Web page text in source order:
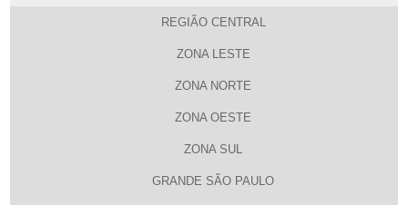
REGIÃO CENTRAL
ZONA LESTE
ZONA NORTE
ZONA OESTE
ZONA SUL
GRANDE SÃO PAULO